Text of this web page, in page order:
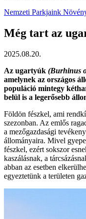
Nemzeti Parkjaink
Még tart az
2025.08.20.
Az ugartyúk (Burhinus
amelynek az országos
populáció mintegy
belül is a legerősebb
Földön fészkel, ami
szezonban. Az emlős
a mezőgazdasági
állományaira. Mivel
fészkel, ezért sokszor
kaszálásnak, a
abban az esetben
egyeztetünk a területen